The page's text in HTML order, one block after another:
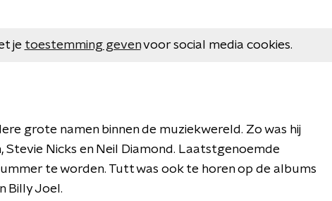
je toestemming gevenvoor social media cookies.
grote namen binnen de muziekwereld. Zo was hij
Nicks en Neil Diamond. Laatstgenoemde
te worden. Tutt was ook te horen op de albums
Billy Joel.